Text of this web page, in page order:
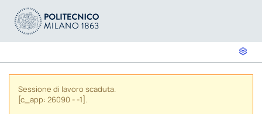
Sessione di lavoro scaduta.
[c_app: 26090 - -1].